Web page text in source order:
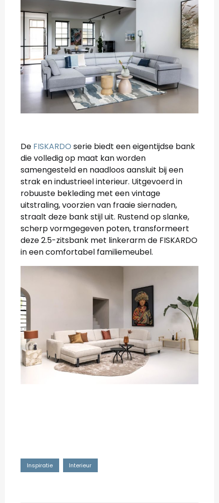
De FISKARDO serie biedt een eigentijdse bank
die volledig op maat kan worden
samengesteld en naadloos aansluit bij een
strak en industrieel interieur. Uitgevoerd in
robuuste bekleding met een vintage
uitstraling, voorzien van fraaie siernaden,
straalt deze bank stijl uit. Rustend op slanke,
scherp vormgegeven poten, transformeert
deze 2.5-zitsbank met linkerarm de FISKARDO
in een comfortabel familiemeubel.
Inspiratie Interieur